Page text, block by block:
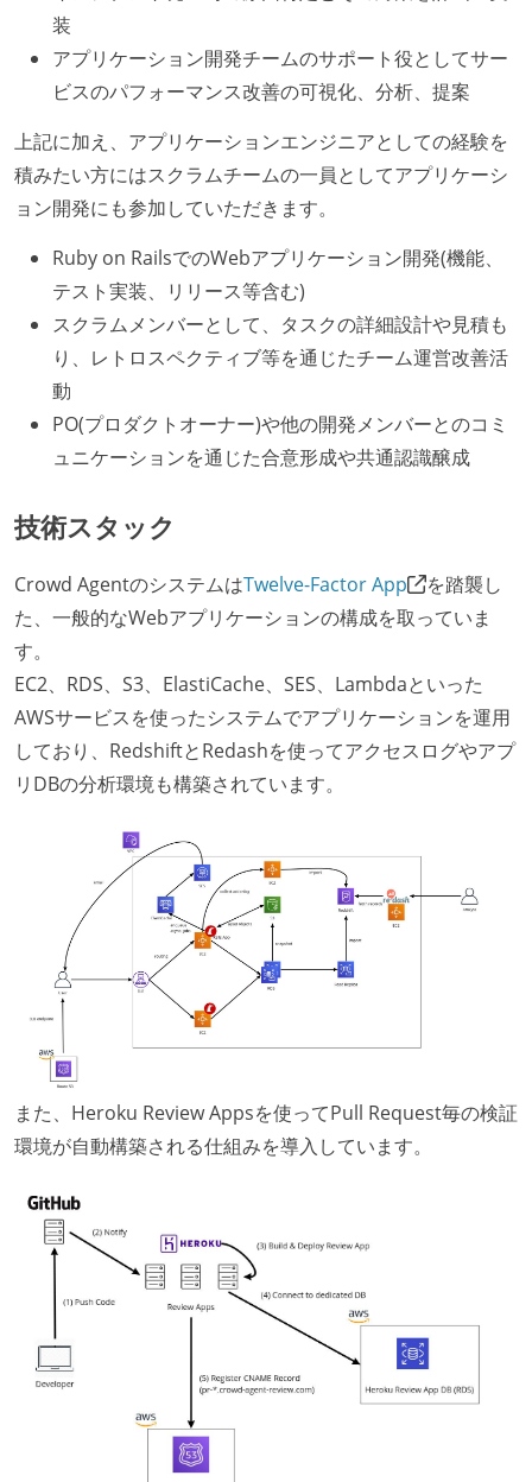
装
アプリケーション開発チームのサポート役としてサー
ビスのパフォーマンス改善の可視化、分析、提案
上記に加え、アプリケーションエンジニアとしての経験を
積みたい方にはスクラムチームの一員としてアプリケーシ
ョン開発にも参加していただきます。
Ruby on RailsでのWebアプリケーション開発(機能、
テスト実装、リリース等含む)
スクラムメンバーとして、タスクの詳細設計や見積も
り、レトロスペクティブ等を通じたチーム運営改善活
動
PO(プロダクトオーナー)や他の開発メンバーとのコミ
ュニケーションを通じた合意形成や共通認識醸成
技術スタック
Crowd AgentのシステムはTwelve-Factor App
を踏襲し
た、一般的なWebアプリケーションの構成を取っていま
す。
EC2、RDS、S3、ElastiCache、SES、Lambdaといった
AWSサービスを使ったシステムでアプリケーションを運用
しており、RedshiftとRedashを使ってアクセスログやアプ
リDBの分析環境も構築されています。
また、Heroku Review Appsを使ってPull Request毎の検証
環境が自動構築される仕組みを導入しています。